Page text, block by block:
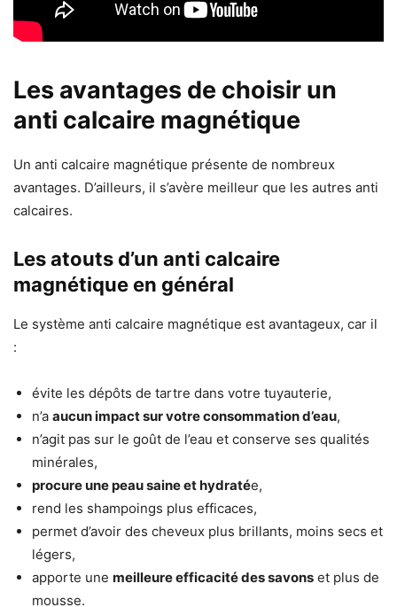
Les avantages de choisir un
anti calcaire magnétique
Un anti calcaire magnétique présente de nombreux
avantages. D’ailleurs, il s’avère meilleur que les autres anti
calcaires.
Les atouts d’un anti calcaire
magnétique en général
Le système anti calcaire magnétique est avantageux, car il
:
évite les dépôts de tartre dans votre tuyauterie,
n’a aucun impact sur votre consommation d’eau,
n’agit pas sur le goût de l’eau et conserve ses qualités
minérales,
procure une peau saine et hydratée,
rend les shampoings plus efficaces,
permet d’avoir des cheveux plus brillants, moins secs et
légers,
apporte une meilleure efficacité des savons et plus de
mousse.